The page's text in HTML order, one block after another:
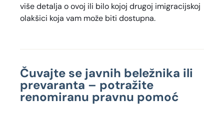
više detalja o ovoj ili bilo kojoj drugoj imigracijskoj
olakšici koja vam može biti dostupna.
Čuvajte se javnih beležnika ili
prevaranta – potražite
renomiranu pravnu pomoć